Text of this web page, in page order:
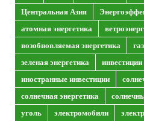
Центральная Азия
атомная энергетика
возобновляемая энергетика
газ
зеленая энергетика
инвестиции
иностранные инвестиции
солнечная энергетика
уголь
электромобили